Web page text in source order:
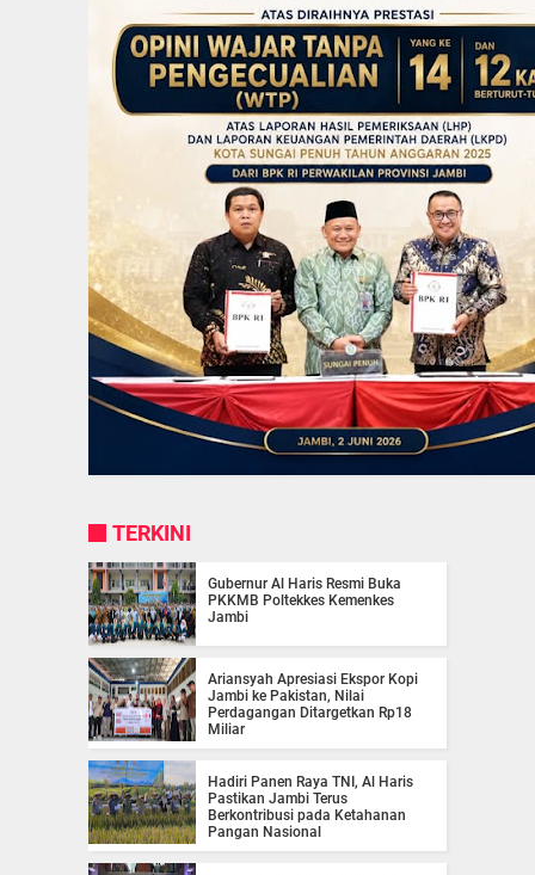
TERKINI
Gubernur Al Haris Resmi Buka
PKKMB Poltekkes Kemenkes
Jambi
Ariansyah Apresiasi Ekspor Kopi
Jambi ke Pakistan, Nilai
Perdagangan Ditargetkan Rp18
Miliar
Hadiri Panen Raya TNI, Al Haris
Pastikan Jambi Terus
Berkontribusi pada Ketahanan
Pangan Nasional